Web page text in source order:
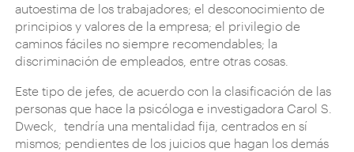
autoestima de los trabajadores; el desconocimiento de
principios y valores de la empresa; el privilegio de
caminos fáciles no siempre recomendables; la
discriminación de empleados, entre otras cosas.
Este tipo de jefes, de acuerdo con la clasificación de las
personas que hace la psicóloga e investigadora Carol S.
Dweck, tendría una mentalidad fija, centrados en sí
mismos; pendientes de los juicios que hagan los demás